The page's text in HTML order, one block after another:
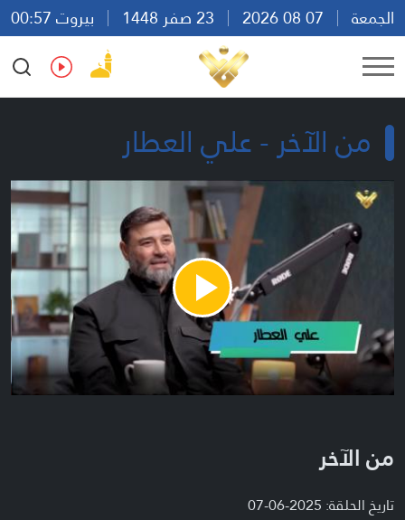
الجمعة
بيروت 00:57
Ar
En Fr Es
من الآخر - علي العطار
Play
Video
من الآخر
تاريخ الحلقة: 2025-06-07